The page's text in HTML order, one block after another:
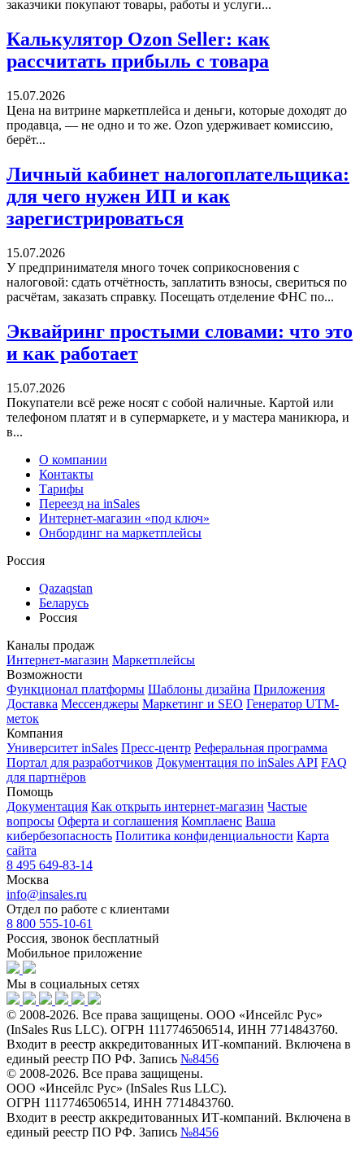
заказчики покупают товары, работы и услуги...
Калькулятор Ozon Seller: как
рассчитать прибыль с товара
15.07.2026
Цена на витрине маркетплейса и деньги, которые доходят до
продавца, — не одно и то же. Ozon удерживает комиссию,
берёт...
Личный кабинет налогоплательщика:
для чего нужен ИП и как
зарегистрироваться
15.07.2026
У предпринимателя много точек соприкосновения с
налоговой: сдать отчётность, заплатить взносы, свериться по
расчётам, заказать справку. Посещать отделение ФНС по...
Эквайринг простыми словами: что это
и как работает
15.07.2026
Покупатели всё реже носят с собой наличные. Картой или
телефоном платят и в супермаркете, и у мастера маникюра, и
в...
О компании
Контакты
Тарифы
Переезд на inSales
Интернет-магазин «под ключ»
Онбординг на маркетплейсы
Россия
Qazaqstan
Беларусь
Россия
Каналы продаж
Интернет-магазин Маркетплейсы
Возможности
Функционал платформы Шаблоны дизайна Приложения
Доставка Мессенджеры Маркетинг и SEO Генератор UTM-
меток
Компания
Университет inSales Пресс-центр Реферальная программа
Портал для разработчиков Документация по inSales API FAQ
для партнёров
Помощь
Документация Как открыть интернет-магазин Частые
вопросы Оферта и соглашения Комплаенс Ваша
кибербезопасность Политика конфиденциальности Карта
сайта
8 495 649-83-14
Москва
info@insales.ru
Отдел по работе с клиентами
8 800 555-10-61
Россия, звонок бесплатный
Мобильное приложение
Мы в социальных сетях
© 2008-2026. Все права защищены. ООО «Инсейлс Рус»
(InSales Rus LLC). ОГРН 1117746506514, ИНН 7714843760.
Входит в реестр аккредитованных ИТ-компаний. Включена в
единый реестр ПО РФ. Запись №8456
© 2008-2026. Все права защищены.
ООО «Инсейлс Рус» (InSales Rus LLC).
ОГРН 1117746506514, ИНН 7714843760.
Входит в реестр аккредитованных ИТ-компаний. Включена в
единый реестр ПО РФ. Запись №8456